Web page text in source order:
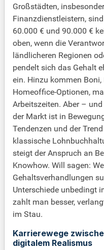
Großstädten,
Finanzdienstleistern,
60.000 € und 90.000 €
oben, wenn die
ländlicheren Regionen
pendelt sich das Gehalt
ein. Hinzu kommen
Homeoffice-Optionen,
Arbeitszeiten. Aber –
der Markt ist in
Tendenzen und der
klassische
steigt der Anspruch an
Knowhow. Will sagen:
Gehaltsverhandlungen
Unterschiede unbedingt
zahlt man besser,
im Stau.
Karrierewege
digitalem Realismus